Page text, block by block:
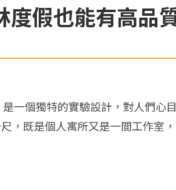
度假也能有高品
一個獨特的實驗設計，對人們心
，既是個人寓所又是一間工作室